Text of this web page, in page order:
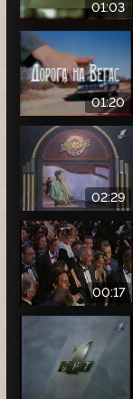
01:03
01:20
02:29
00:17